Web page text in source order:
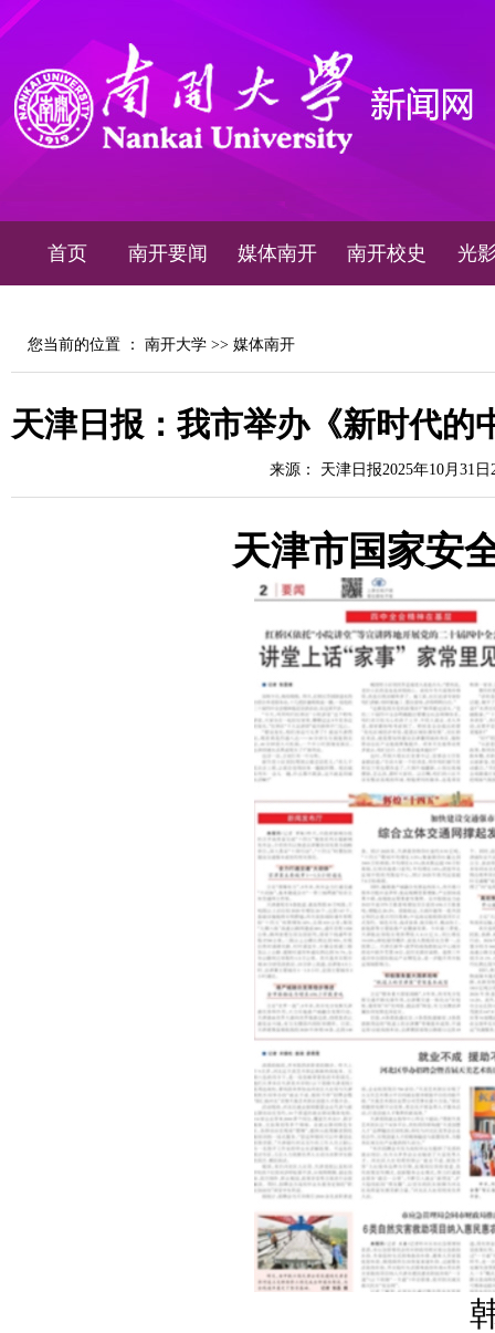
首页 南开要闻 媒体南开 南开校史 光
您当前的位置 ： 南开大学 >> 媒体南开
天津日报：我市举办《新时代的
来源： 天津日报2025年10月31日
天津市国家安